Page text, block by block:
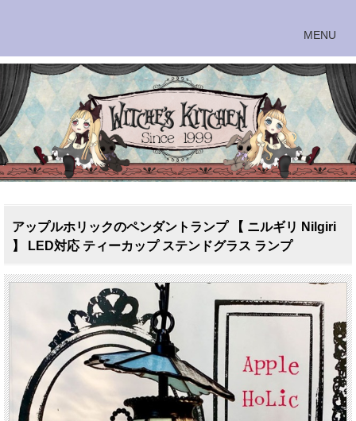
アップルホリックのペンダントランプ 【 ニルギリ Nilgiri
】 LED対応 ティーカップ ステンドグラス ランプ